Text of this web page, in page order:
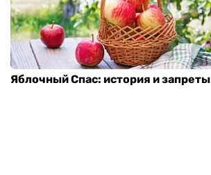
Яблочный Спас: история и запреты